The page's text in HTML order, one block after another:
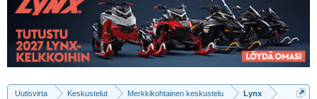
Uutisvirta Keskustelut Merkkikohtainen keskustelu Lynx